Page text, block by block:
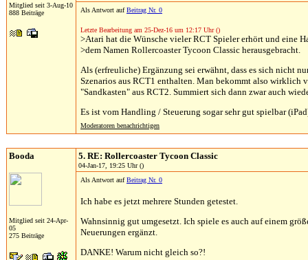
Mitglied seit 3-Aug-10
888 Beiträge
Als Antwort aufBeitrag Nr. 0
Letzte Bearbeitung am 25-Dez-16 um 12:17 Uhr ()
>Atari hat die Wünsche vieler RCT Spieler erhört und eine
>dem Namen Rollercoaster Tycoon Classic herausgebracht.
Als (erfreuliche) Ergänzung sei erwähnt, dass es sich nicht
Szenarios aus RCT1 enthalten. Man bekommt also
"Sandkasten" aus RCT2. Summiert sich dann zwar auch
Es ist vom Handling / Steuerung sogar sehr gut spielbar
Moderatoren benachrichtigen
Booda
Mitglied seit 24-Apr-
05
275 Beiträge
5. RE: Rollercoaster Tycoon Classic
04-Jan-17, 19:25 Uhr ()
Als Antwort aufBeitrag Nr. 0
Ich habe es jetzt mehrere Stunden getestet.
Wahnsinnig gut umgesetzt. Ich spiele es auch auf einem
Neuerungen ergänzt.
DANKE! Warum nicht gleich so?!